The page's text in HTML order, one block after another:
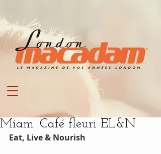
Miam. Café fleuri EL&N
Eat, Live & Nourish